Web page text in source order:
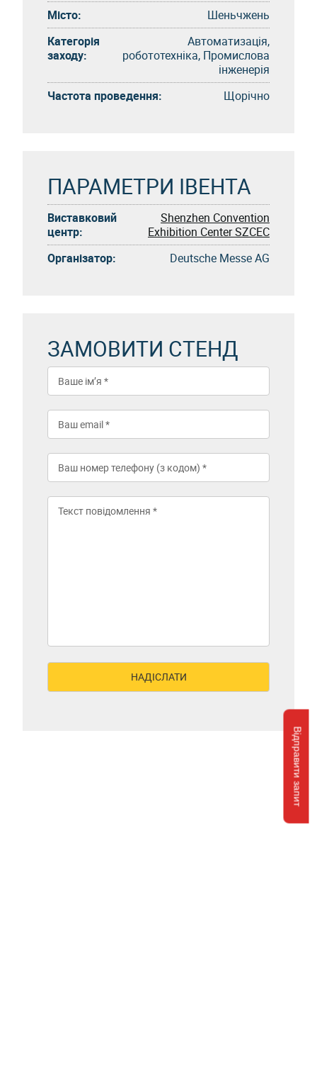
Відправити запит
Місто:
Шеньчжень
Категорія
заходу:
Автоматизація,
робототехніка, Промислова
інженерія
Частота проведення:
Щорічно
ПАРАМЕТРИ ІВЕНТА
Виставковий
центр:
Shenzhen Convention
Exhibition Center SZCEC
Організатор:
Deutsche Messe AG
ЗАМОВИТИ СТЕНД